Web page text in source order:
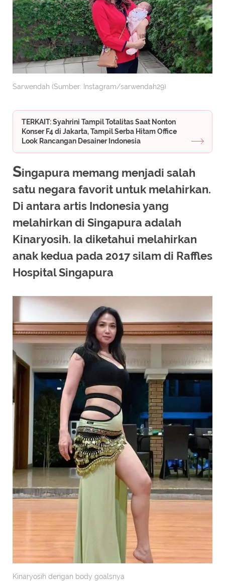
Sarwendah (Sumber: Instagram/sarwendah29)
TERKAIT: Syahrini Tampil Totalitas Saat Nonton
Konser F4 di Jakarta, Tampil Serba Hitam Office
Look Rancangan Desainer Indonesia
Singapura memang menjadi salah
satu negara favorit untuk melahirkan.
Di antara artis Indonesia yang
melahirkan di Singapura adalah
Kinaryosih. Ia diketahui melahirkan
anak kedua pada 2017 silam di Raffles
Hospital Singapura
Kinaryosih dengan body goalsnya